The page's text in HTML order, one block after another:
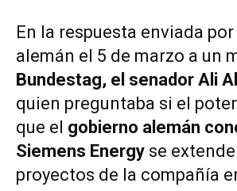
En la respuesta enviada
alemán el 5 de marzo a un
Bundestag, el senador Ali
quien preguntaba si el
que el gobierno alemán
Siemens Energy se
proyectos de la compañía